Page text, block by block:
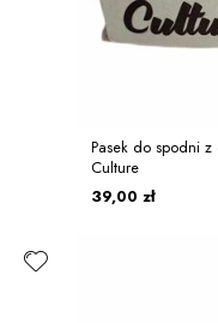
Pasek do spodni
Culture
39,00 zł